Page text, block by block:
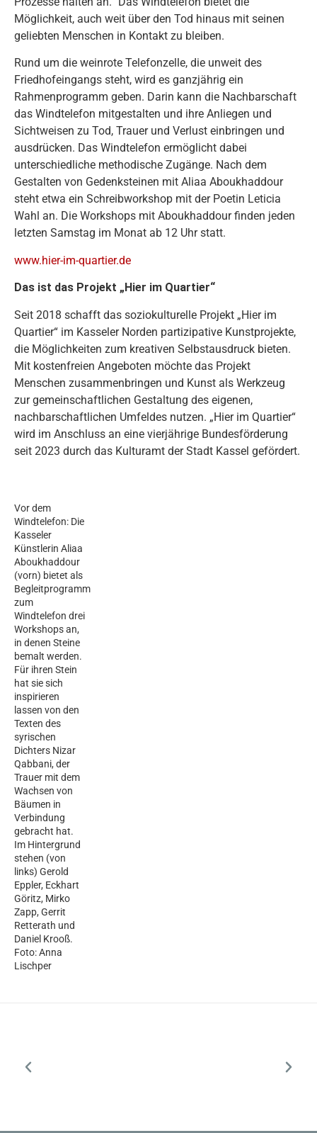
Möglichkeit, auch weit über den Tod hinaus mit seinen
geliebten Menschen in Kontakt zu bleiben.
Rund um die weinrote Telefonzelle, die unweit des
Friedhofeingangs steht, wird es ganzjährig ein
Rahmenprogramm geben. Darin kann die Nachbarschaft
das Windtelefon mitgestalten und ihre Anliegen und
Sichtweisen zu Tod, Trauer und Verlust einbringen und
ausdrücken. Das Windtelefon ermöglicht dabei
unterschiedliche methodische Zugänge. Nach dem
Gestalten von Gedenksteinen mit Aliaa Aboukhaddour
steht etwa ein Schreibworkshop mit der Poetin Leticia
Wahl an. Die Workshops mit Aboukhaddour finden jeden
letzten Samstag im Monat ab 12 Uhr statt.
www.hier-im-quartier.de
Das ist das Projekt „Hier im Quartier“
Seit 2018 schafft das soziokulturelle Projekt „Hier im
Quartier“ im Kasseler Norden partizipative Kunstprojekte,
die Möglichkeiten zum kreativen Selbstausdruck bieten.
Mit kostenfreien Angeboten möchte das Projekt
Menschen zusammenbringen und Kunst als Werkzeug
zur gemeinschaftlichen Gestaltung des eigenen,
nachbarschaftlichen Umfeldes nutzen. „Hier im Quartier“
wird im Anschluss an eine vierjährige Bundesförderung
seit 2023 durch das Kulturamt der Stadt Kassel gefördert.
Vor dem
Windtelefon: Die
Kasseler
Künstlerin Aliaa
Aboukhaddour
(vorn) bietet als
Begleitprogramm
zum
Windtelefon drei
Workshops an,
in denen Steine
bemalt werden.
Für ihren Stein
hat sie sich
inspirieren
lassen von den
Texten des
syrischen
Dichters Nizar
Qabbani, der
Trauer mit dem
Wachsen von
Bäumen in
Verbindung
gebracht hat.
Im Hintergrund
stehen (von
links) Gerold
Eppler, Eckhart
Göritz, Mirko
Zapp, Gerrit
Retterath und
Daniel Krooß.
Foto: Anna
Lischper